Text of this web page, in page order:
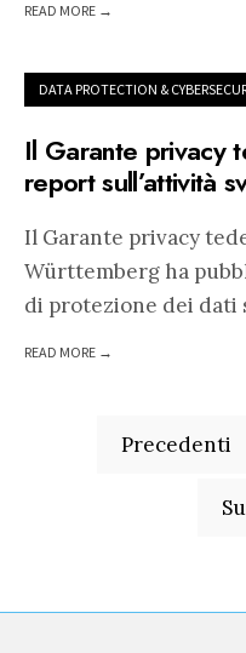
READ MORE →
DATA PROTECTION &
Il Garante privacy
report sull’attività
Il Garante privacy
Württemberg ha
di protezione dei dati
READ MORE →
Paginazione
Precedenti